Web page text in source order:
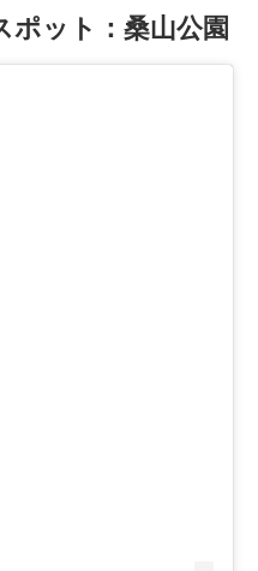
ポット：桑山公園